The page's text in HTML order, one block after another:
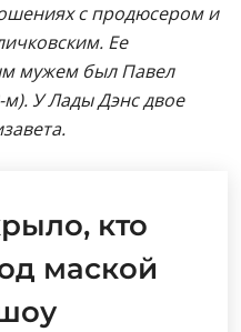
с продюсером и
Ее
мужем был Павел
м). У Лады Дэнс двое
кто
маской